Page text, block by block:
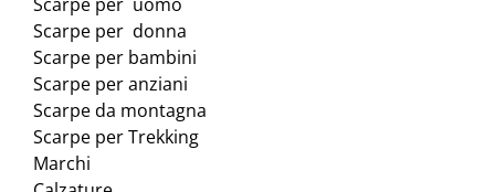
Scarpe per donna
Scarpe per bambini
Scarpe per anziani
Scarpe da montagna
Scarpe per Trekking
Marchi